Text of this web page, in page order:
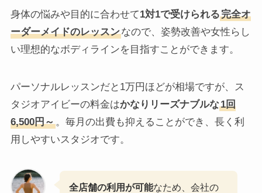
身体の悩みや目的に合わせて1対1で受けられる完全オ
ーダーメイドのレッスンなので、姿勢改善や女性らし
い理想的なボディラインを目指すことができます。
パーソナルレッスンだと1万円ほどが相場ですが、ス
タジオアイビーの料金はかなりリーズナブルな1回
6,500円～。毎月の出費も抑えることができ、長く利
用しやすいスタジオです。
全店舗の利用が可能なため、会社の